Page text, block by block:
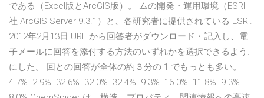
である（Excel版とArcGIS版）。 ムの開発・運用環境（ESRI
社 ArcGIS Server 9.3.1）と、各研究者に提供されている ESRI.
2012年2月13日 URL から回答者がダウンロード・記入し、電
子メールに回答を添付する方法のいずれかを選択できるよう.
にした。 回との回答が全体の約３分の 1 でもっとも多い。
4.7%. 2.9%. 32.6%. 32.0%. 32.4%. 9.3%. 16.0%. 11.8%. 9.3%.